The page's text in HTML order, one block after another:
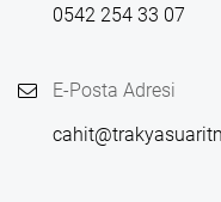
0542 254 33 07
E-Posta Adresi